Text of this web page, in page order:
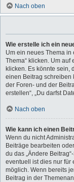
Nach oben
Wie erstelle ich ein
Um ein neues Thema in
Thema“ klicken. Um auf
klicken. Es könnte sein,
einen Beitrag schreiben
der Foren- und der
erstellen“, „Du darfst
Nach oben
Wie kann ich einen
Wenn du nicht
Beiträge bearbeiten
du das „Ändere
eventuell ist dies nur für
möglich. Wenn bereits
Beitrag in der